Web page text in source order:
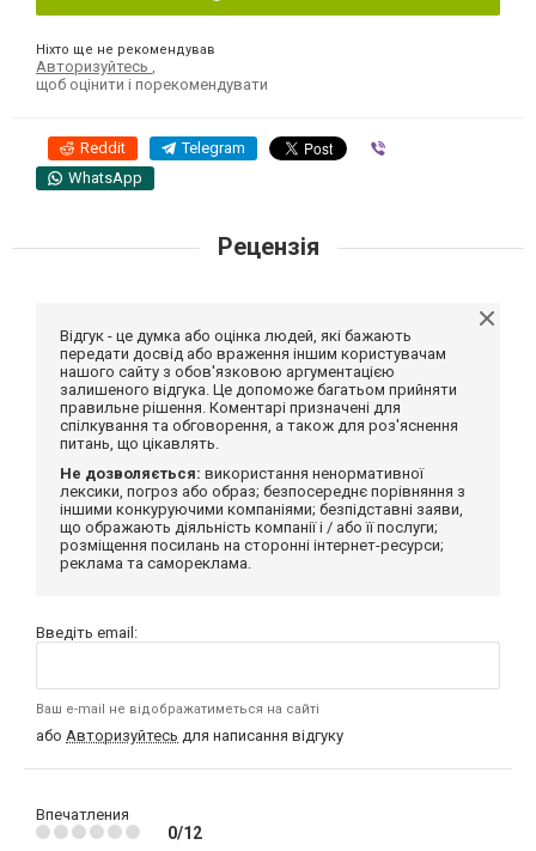
Ніхто ще не рекомендував
Авторизуйтесь
щоб оцінити і порекомендувати
Reddit Telegram
WhatsApp
Рецензія
Відгук - це думка або оцінка людей, які бажають
передати досвід або враження іншим користувачам
нашого сайту з обов'язковою аргументацією
залишеного відгука. Це допоможе багатьом прийняти
правильне рішення. Коментарі призначені для
спілкування та обговорення, а також для роз'яснення
питань, що цікавлять.
Не дозволяється: використання ненормативної
лексики, погроз або образ; безпосереднє порівняння з
іншими конкуруючими компаніями; безпідставні заяви,
що ображають діяльність компанії і / або її послуги;
розміщення посилань на сторонні інтернет-ресурси;
реклама та самореклама.
Введіть email:
Ваш e-mail не відображатиметься на сайті
або Авторизуйтесь для написання відгуку
Впечатления
0/12